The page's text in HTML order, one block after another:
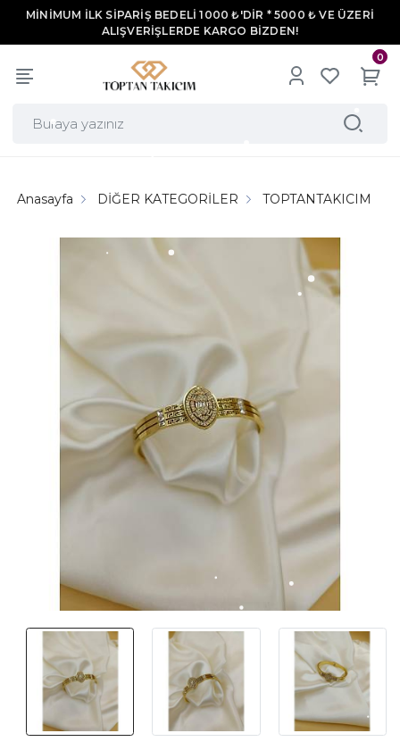
MİNİMUM İLK SİPARİŞ BEDELİ 1000 ₺'DİR * 5000 ₺ VE ÜZERİ
ALIŞVERİŞLERDE KARGO BİZDEN!
0
Anasayfa DİĞER KATEGORİLER TOPTANTAKICIM